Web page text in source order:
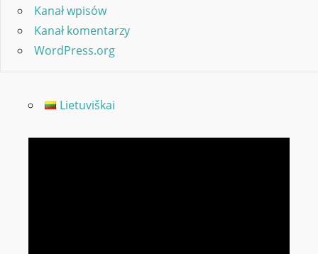
Kanał wpisów
Kanał komentarzy
WordPress.org
Lietuviškai